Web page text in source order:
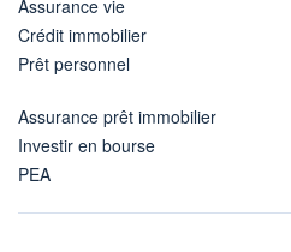
Assurance vie
Crédit immobilier
Prêt personnel
Assurance prêt immobilier
Investir en bourse
PEA